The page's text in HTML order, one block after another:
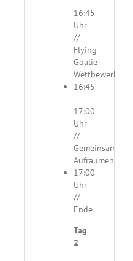
16:45
Uhr
//
Flying
Goalie
Wettbewerbe
16:45
–
17:00
Uhr
//
Gemeinsames
Aufräumen
17:00
Uhr
//
Ende
Tag
2